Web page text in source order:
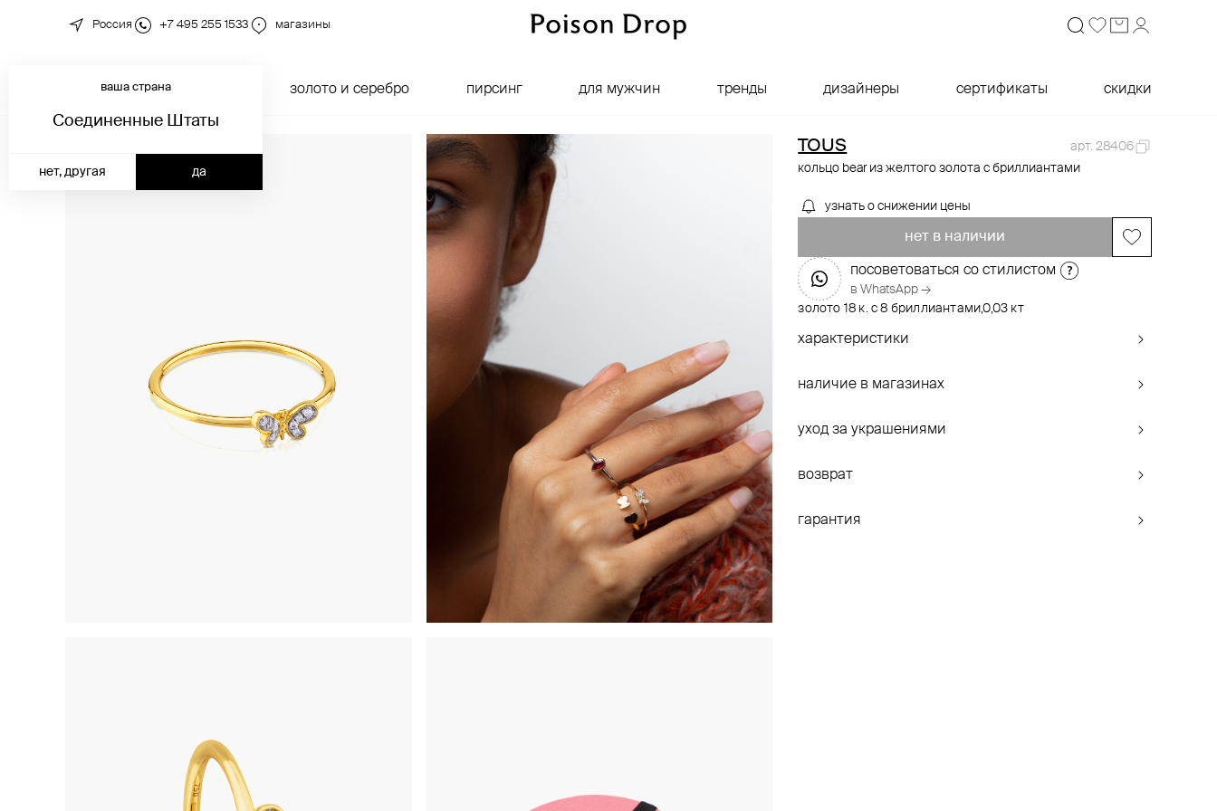
Россия +7 495 255 1533 магазины
новинки золото и серебро пирсинг для мужчин тренды дизайнеры сертификаты скидки
ваша страна
Соединенные Штаты
да
нет, другая
TOUS
арт. 28406
кольцо bear из желтого золота с бриллиантами
узнать о снижении цены
нет в наличии
посоветоваться со стилистом
в WhatsApp →
золото 18 к. с 8 бриллиантами,0,03 кт
характеристики
наличие в магазинах
уход за украшениями
возврат
гарантия